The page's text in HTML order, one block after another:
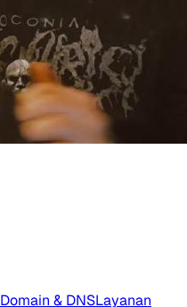
Domain & DNSLayanan